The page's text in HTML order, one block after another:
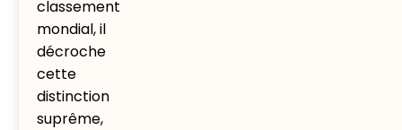
classement
mondial, il
décroche
cette
distinction
suprême,